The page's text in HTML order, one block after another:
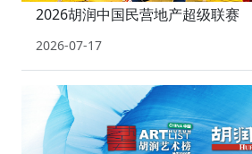
2026胡润中国民营地产超级联赛
2026-07-17